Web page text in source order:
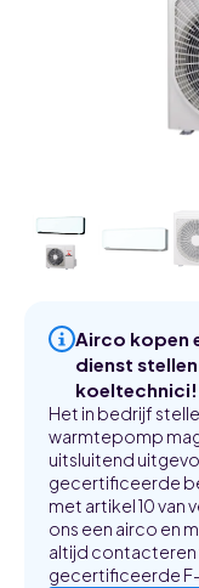
Airco kopen
dienst
koeltechnici!
Het in bedrijf
warmtepomp
uitsluitend
gecertificeerde
met artikel 10 van
ons een airco en
altijd contacteren
gecertificeerde F-